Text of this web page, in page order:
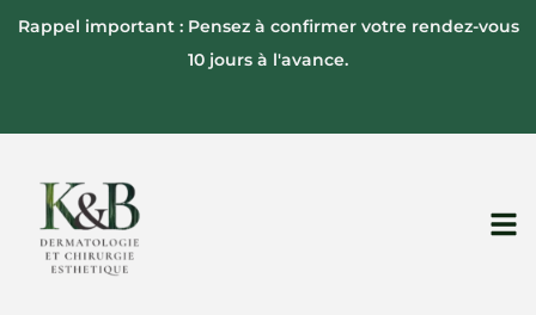
Rappel important : Pensez à confirmer votre rendez-vous
10 jours à l'avance.